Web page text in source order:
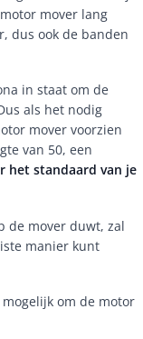
mover lang
dus ook de banden
in staat om de
als het nodig
mover voorzien
van 50, een
het standaard van je
de mover duwt, zal
manier kunt
om de motor